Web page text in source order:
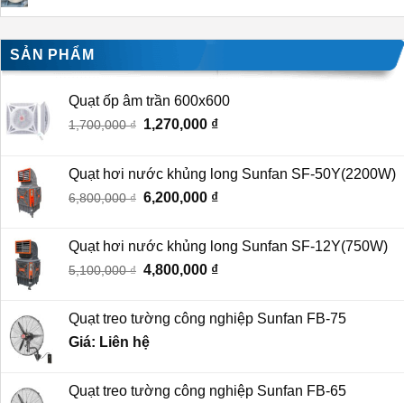
SẢN PHẨM
Quạt ốp âm trần 600x600
1,700,000₫ Giá
1,700,000 ₫.
1,270,000 ₫Giá
là:
1,270,000 ₫.
Quạt hơi nước khủng long Sunfan SF-50Y(2200W)
6,800,000₫ Giá
6,800,000 ₫.
6,200,000 ₫Giá
là:
6,200,000 ₫.
Quạt hơi nước khủng long Sunfan SF-12Y(750W)
5,100,000₫ Giá
5,100,000 ₫.
4,800,000 ₫Giá
là:
Quạt treo tường công nghiệp Sunfan FB-75
Giá: Liên hệ
Quạt treo tường công nghiệp Sunfan FB-65